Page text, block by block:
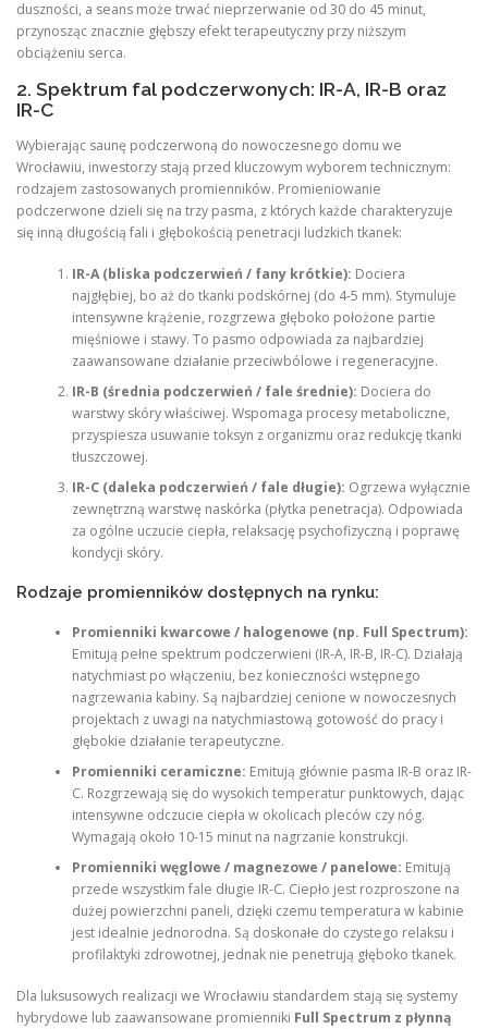
duszności, a seans może trwać nieprzerwanie od 30 do 45 minut,
przynosząc znacznie głębszy efekt terapeutyczny przy niższym
obciążeniu serca.
2. Spektrum fal podczerwonych: IR-A, IR-B oraz
IR-C
Wybierając saunę podczerwoną do nowoczesnego domu we
Wrocławiu, inwestorzy stają przed kluczowym wyborem technicznym:
rodzajem zastosowanych promienników. Promieniowanie
podczerwone dzieli się na trzy pasma, z których każde charakteryzuje
się inną długością fali i głębokością penetracji ludzkich tkanek:
IR-A (bliska podczerwień / fany krótkie): Dociera
najgłębiej, bo aż do tkanki podskórnej (do 4-5 mm). Stymuluje
intensywne krążenie, rozgrzewa głęboko położone partie
mięśniowe i stawy. To pasmo odpowiada za najbardziej
zaawansowane działanie przeciwbólowe i regeneracyjne.
IR-B (średnia podczerwień / fale średnie): Dociera do
warstwy skóry właściwej. Wspomaga procesy metaboliczne,
przyspiesza usuwanie toksyn z organizmu oraz redukcję tkanki
tłuszczowej.
IR-C (daleka podczerwień / fale długie): Ogrzewa wyłącznie
zewnętrzną warstwę naskórka (płytka penetracja). Odpowiada
za ogólne uczucie ciepła, relaksację psychofizyczną i poprawę
kondycji skóry.
Rodzaje promienników dostępnych na rynku:
Promienniki kwarcowe / halogenowe (np. Full Spectrum):
Emitują pełne spektrum podczerwieni (IR-A, IR-B, IR-C). Działają
natychmiast po włączeniu, bez konieczności wstępnego
nagrzewania kabiny. Są najbardziej cenione w nowoczesnych
projektach z uwagi na natychmiastową gotowość do pracy i
głębokie działanie terapeutyczne.
Promienniki ceramiczne: Emitują głównie pasma IR-B oraz IR-
C. Rozgrzewają się do wysokich temperatur punktowych, dając
intensywne odczucie ciepła w okolicach pleców czy nóg.
Wymagają około 10-15 minut na nagrzanie konstrukcji.
Promienniki węglowe / magnezowe / panelowe: Emitują
przede wszystkim fale długie IR-C. Ciepło jest rozproszone na
dużej powierzchni paneli, dzięki czemu temperatura w kabinie
jest idealnie jednorodna. Są doskonałe do czystego relaksu i
profilaktyki zdrowotnej, jednak nie penetrują głęboko tkanek.
Dla luksusowych realizacji we Wrocławiu standardem stają się systemy
hybrydowe lub zaawansowane promienniki Full Spectrum z płynną